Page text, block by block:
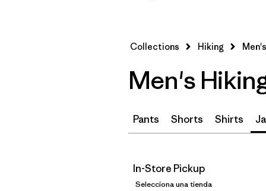
Collections Hiking
Men's
Pants Shorts Shirts
In-Store Pickup
Selecciona una tienda